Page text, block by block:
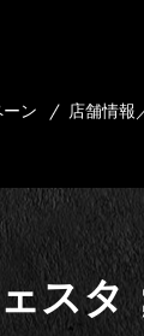
ン 店舗情報
スタ